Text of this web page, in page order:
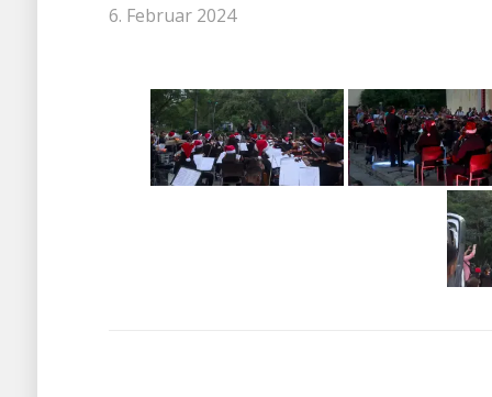
6. Februar 2024